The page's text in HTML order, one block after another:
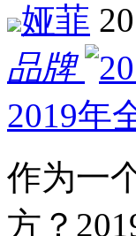
娅菲
品牌
2019年
作为一
方？